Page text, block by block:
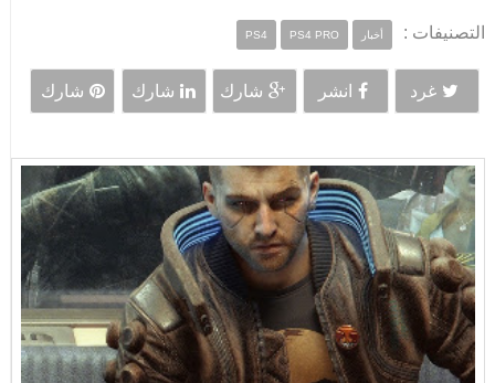
التصنيفات : أخبار PS4 PS4 PRO
غرد انشر شارك شارك شارك